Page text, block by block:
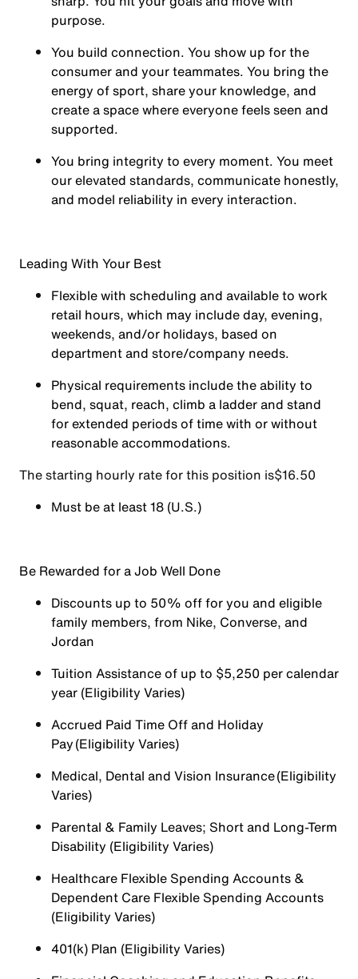
purpose.
You build connection. You show up for the
consumer and your teammates. You bring the
energy of sport, share your knowledge, and
create a space where everyone feels seen and
supported.
You bring integrity to every moment. You meet
our elevated standards, communicate honestly,
and model reliability in every interaction.
Leading With Your Best
Flexible with scheduling and available to work
retail hours, which may include day, evening,
weekends, and/or holidays, based on
department and store/company needs.
Physical requirements include the ability to
bend, squat, reach, climb a ladder and stand
for extended periods of time with or without
reasonable accommodations.
The starting hourly rate for this position isㅤ$16.50
Must be at least 18 (U.S.)
Be Rewarded for a Job Well Done
Discounts up to 50% off for you and eligible
family members, from Nike, Converse, and
Jordan
Tuition Assistance of up to $5,250 per calendar
year (Eligibility Varies)
Accrued Paid Time Off and Holiday
Pay (Eligibility Varies)
Medical, Dental and Vision Insurance (Eligibility
Varies)
Parental & Family Leaves; Short and Long-Term
Disability (Eligibility Varies)
Healthcare Flexible Spending Accounts &
Dependent Care Flexible Spending Accounts
(Eligibility Varies)
401(k) Plan (Eligibility Varies)